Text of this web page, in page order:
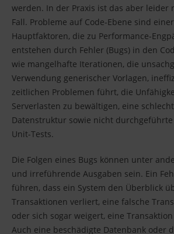
werden. In der Praxis ist das aber leider
Fall. Probleme auf Code-Ebene sind
Hauptfaktoren, die zu Performance-
entstehen durch Fehler (Bugs) in den
wie mangelhafte Iterationen, die
Verwendung generischer Vorlagen,
zeitlichen Problemen führt, die
Serverlasten zu bewältigen, eine
Datenstruktur sowie nicht
Unit-Tests.
Die Folgen eines Bugs können unter
und irreführende Ausgaben sein. Ein
führen, dass ein System den Überblick
Transaktionen verliert, eine falsche
oder sich sogar weigert, eine
Auch eine beschädigte Datenbank oder